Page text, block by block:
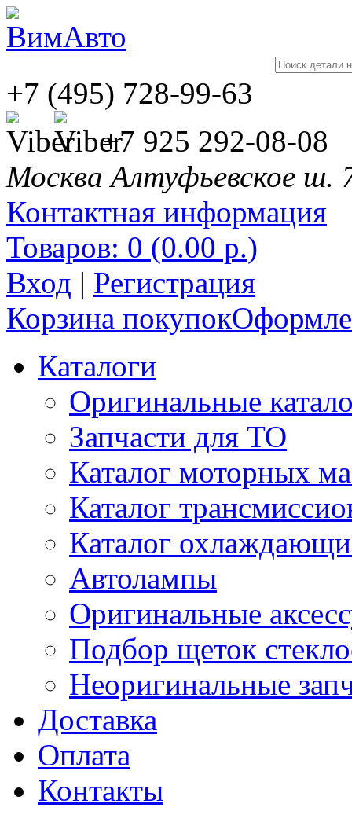
+7 (495) 728-99-63
+7 925 292-08-08
Москва Алтуфьевское ш.
Контактная информация
Товаров: 0 (0.00 р.)
Вход | Регистрация
Корзина покупок
Каталоги
Оригинальные
Запчасти для ТО
Каталог моторных
Каталог
Каталог
Автолампы
Оригинальные
Подбор щеток
Неоригинальные
Доставка
Оплата
Контакты